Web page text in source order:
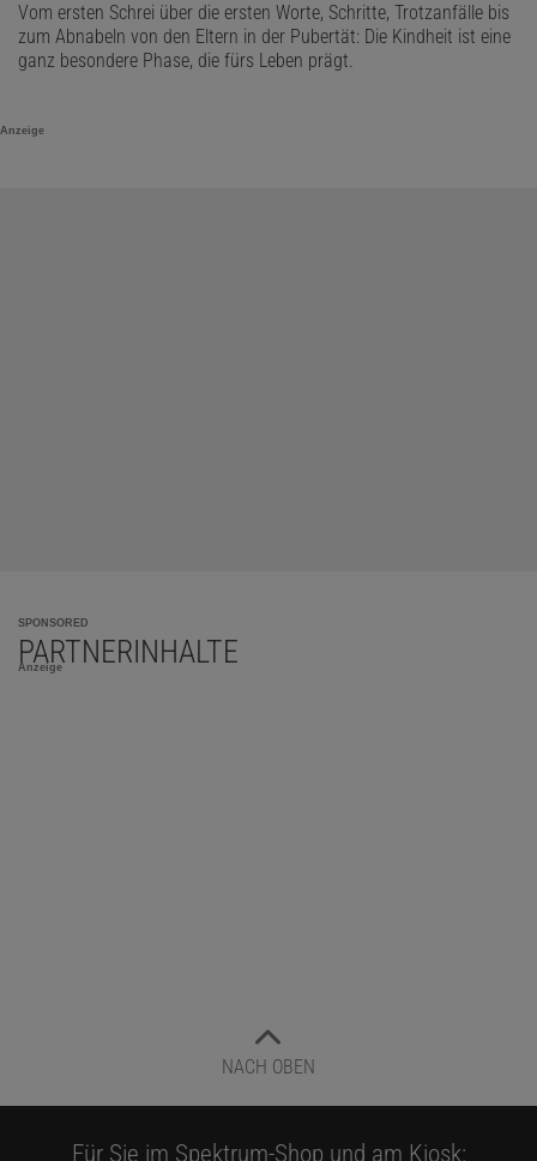
Vom ersten Schrei über die ersten Worte, Schritte, Trotzanfälle bis
zum Abnabeln von den Eltern in der Pubertät: Die Kindheit ist eine
ganz besondere Phase, die fürs Leben prägt.
Anzeige
SPONSORED
PARTNERINHALTE
Anzeige
NACH OBEN
Für Sie im Spektrum-Shop und am Kiosk: